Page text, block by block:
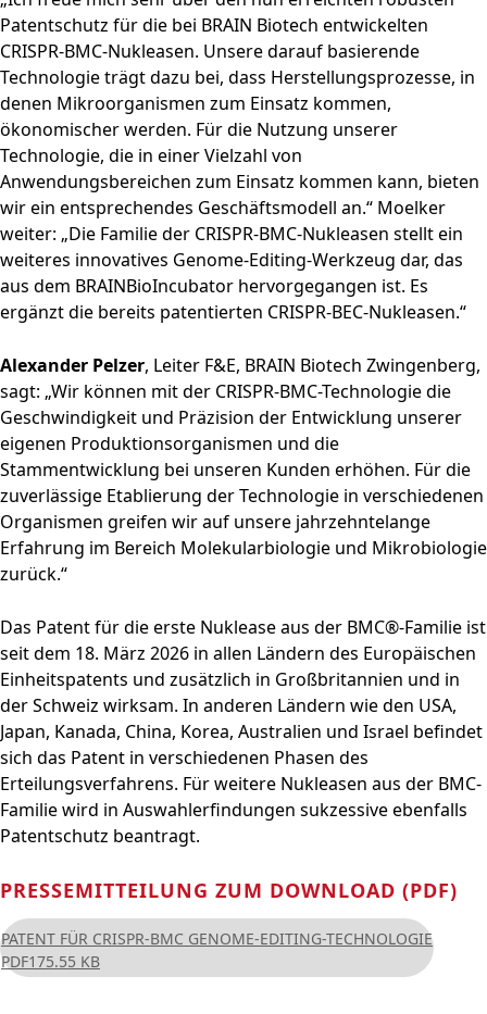
Patentschutz für die bei BRAIN Biotech entwickelten
CRISPR-BMC-Nukleasen. Unsere darauf basierende
Technologie trägt dazu bei, dass Herstellungsprozesse, in
denen Mikroorganismen zum Einsatz kommen,
ökonomischer werden. Für die Nutzung unserer
Technologie, die in einer Vielzahl von
Anwendungsbereichen zum Einsatz kommen kann, bieten
wir ein entsprechendes Geschäftsmodell an.“ Moelker
weiter: „Die Familie der CRISPR-BMC-Nukleasen stellt ein
weiteres innovatives Genome-Editing-Werkzeug dar, das
aus dem BRAINBioIncubator hervorgegangen ist. Es
ergänzt die bereits patentierten CRISPR-BEC-Nukleasen.“
Alexander Pelzer, Leiter F&E, BRAIN Biotech Zwingenberg,
sagt: „Wir können mit der CRISPR-BMC-Technologie die
Geschwindigkeit und Präzision der Entwicklung unserer
eigenen Produktionsorganismen und die
Stammentwicklung bei unseren Kunden erhöhen. Für die
zuverlässige Etablierung der Technologie in verschiedenen
Organismen greifen wir auf unsere jahrzehntelange
Erfahrung im Bereich Molekularbiologie und Mikrobiologie
zurück.“
Das Patent für die erste Nuklease aus der BMC®-Familie ist
seit dem 18. März 2026 in allen Ländern des Europäischen
Einheitspatents und zusätzlich in Großbritannien und in
der Schweiz wirksam. In anderen Ländern wie den USA,
Japan, Kanada, China, Korea, Australien und Israel befindet
sich das Patent in verschiedenen Phasen des
Erteilungsverfahrens. Für weitere Nukleasen aus der BMC-
Familie wird in Auswahlerfindungen sukzessive ebenfalls
Patentschutz beantragt.
PRESSEMITTEILUNG ZUM DOWNLOAD (PDF)
PATENT FÜR CRISPR-BMC GENOME-EDITING-TECHNOLOGIE
PDF175.55 KB